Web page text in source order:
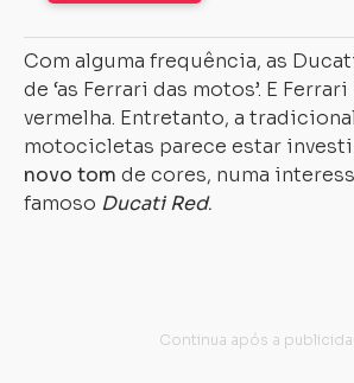
Com alguma frequência, as
de ‘as Ferrari das motos’. E
vermelha. Entretanto, a
motocicletas parece estar
novo tom de cores, numa
famoso Ducati Red.